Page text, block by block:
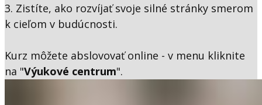
3. Zistíte, ako rozvíjať svoje silné stránky smerom
k cieľom v budúcnosti.
Kurz môžete abslovovať online - v menu kliknite
na "Výukové centrum".